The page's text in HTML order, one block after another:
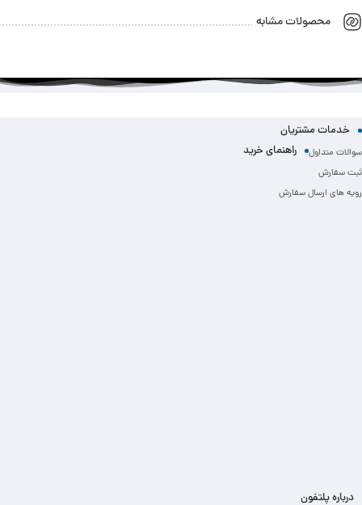
محصولات مشابه
خدمات مشتریان
سوالات متداول راهنمای خرید
ثبت سفارش
رویه های ارسال سفارش
درباره پلتفون